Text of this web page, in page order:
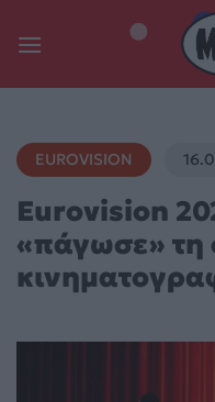
EUROVISION
Eurovision
«πάγωσε» τη